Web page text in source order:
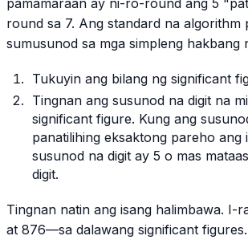
round sa 7. Ang standard na
sumusunod sa mga simpleng hakbang
Tukuyin ang bilang ng significant
Tingnan ang susunod na digit na
significant figure. Kung ang
panatilihing eksaktong pareho
susunod na digit ay 5 o mas
digit.
Tingnan natin ang isang halimbawa.
at 876—sa dalawang significant figures.